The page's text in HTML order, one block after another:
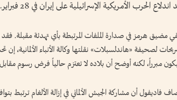
الحرب الأمريكية الإسرائيلية على إيران في 28 فبراير.
مضيق هرمز في صدارة الملفات المرتبطة بأي تهدئة مقبلة. فقد
لصحيفة «هاندلسبلات» نقلتها وكالة الأنباء الألمانية، إن
مبرراً، لكنه أوضح أن بلاده لا تعتزم حالياً فرض رسوم
فاديفول أن مشاركة الجيش الألماني في إزالة الألغام ترتبط